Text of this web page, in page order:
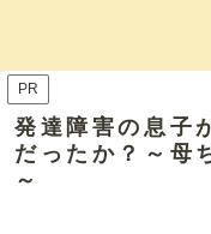
PR
発達障害の息子
だったか？～母
～